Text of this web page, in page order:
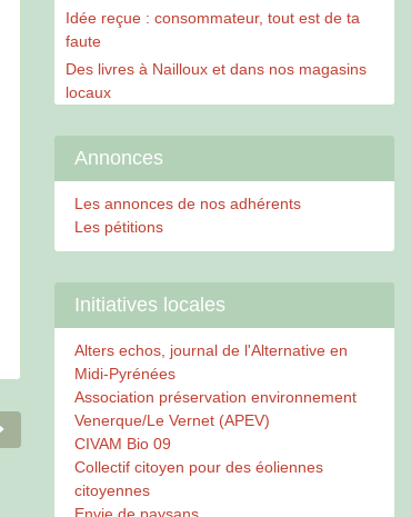
post:
Idée reçue : consommateur, tout est de ta
faute
Des livres à Nailloux et dans nos magasins
locaux
Annonces
Les annonces de nos adhérents
Les pétitions
Initiatives locales
Alters echos, journal de l'Alternative en
Midi-Pyrénées
Association préservation environnement
Venerque/Le Vernet (APEV)
CIVAM Bio 09
Collectif citoyen pour des éoliennes
citoyennes